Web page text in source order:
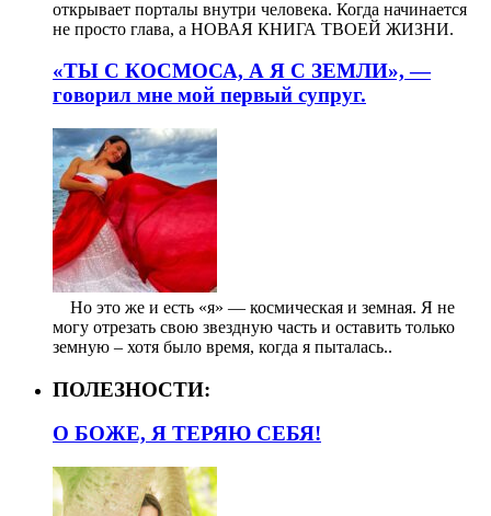
открывает порталы внутри человека. Когда начинается
не просто глава, а НОВАЯ КНИГА ТВОЕЙ ЖИЗНИ.
«ТЫ С КОСМОСА, А Я С ЗЕМЛИ», —
говорил мне мой первый супруг.
⠀ Но это же и есть «я» — космическая и земная. Я не
могу отрезать свою звездную часть и оставить только
земную – хотя было время, когда я пыталась..
ПОЛЕЗНОСТИ:
О БОЖЕ, Я ТЕРЯЮ СЕБЯ!